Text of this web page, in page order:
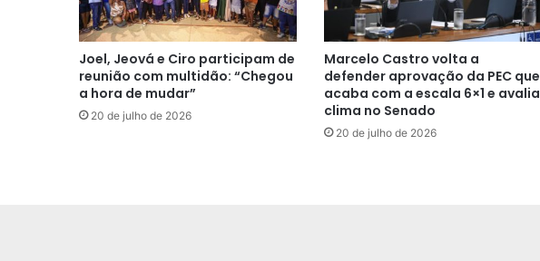
Joel, Jeová e Ciro participam de
reunião com multidão: “Chegou
a hora de mudar”
20 de julho de 2026
Marcelo Castro volta a
defender aprovação da PEC que
acaba com a escala 6×1 e avalia
clima no Senado
20 de julho de 2026